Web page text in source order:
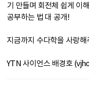
기 만들며 회전체 쉽게 이
공부하는 법 대 공개!
지금까지 수다학을 사랑
YTN 사이언스 배경호